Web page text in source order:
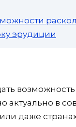
эрудиции
возможность
актуально в
даже